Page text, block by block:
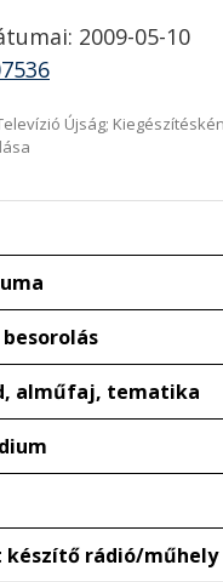
2009-05-10
Újság;
alműfaj, tematika
rádió/műhely